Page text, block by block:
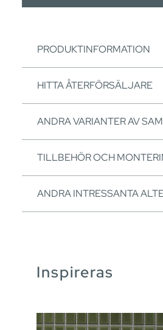
PRODUKTINFORMATION
HITTA ÅTERFÖRSÄLJARE
ANDRA VARIANTER AV
TILLBEHÖR OCH
ANDRA INTRESSANTA
Inspireras